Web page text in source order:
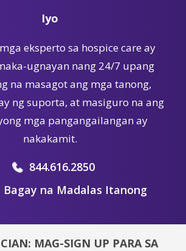
Iyo
eksperto sa hospice care ay
ugnayan nang 24/7 upang
na masagot ang mga tanong,
ng suporta, at masiguro na ang
mga pangangailangan ay
nakakamit.
844.616.2850
Bagay na Madalas Itanong
MAG-SIGN UP PARA SA